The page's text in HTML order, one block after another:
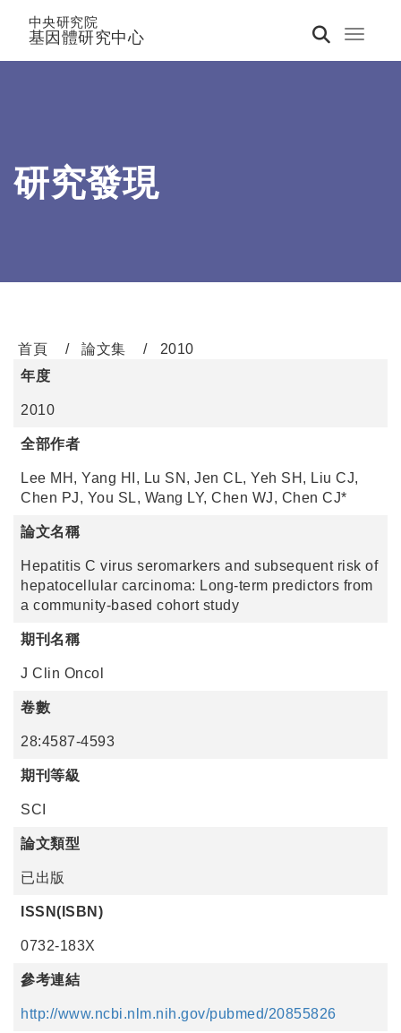
Toggle
中央研究院
基因體研究中心
研究發現
首頁 論文集
2010
年度
2010
全部作者
Lee MH, Yang HI, Lu SN, Jen CL, Yeh SH, Liu CJ,
Chen PJ, You SL, Wang LY, Chen WJ, Chen CJ*
論文名稱
Hepatitis C virus seromarkers and subsequent risk of
hepatocellular carcinoma: Long-term predictors from
a community-based cohort study
期刊名稱
J Clin Oncol
卷數
28:4587-4593
期刊等級
SCI
論文類型
已出版
ISSN(ISBN)
0732-183X
參考連結
http://www.ncbi.nlm.nih.gov/pubmed/20855826